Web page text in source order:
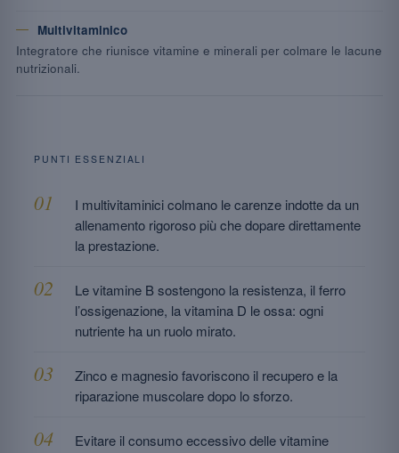
Multivitaminico
Integratore che riunisce vitamine e minerali per colmare le lacune
nutrizionali.
PUNTI ESSENZIALI
I multivitaminici colmano le carenze indotte da un
allenamento rigoroso più che dopare direttamente
la prestazione.
Le vitamine B sostengono la resistenza, il ferro
l’ossigenazione, la vitamina D le ossa: ogni
nutriente ha un ruolo mirato.
Zinco e magnesio favoriscono il recupero e la
riparazione muscolare dopo lo sforzo.
Evitare il consumo eccessivo delle vitamine